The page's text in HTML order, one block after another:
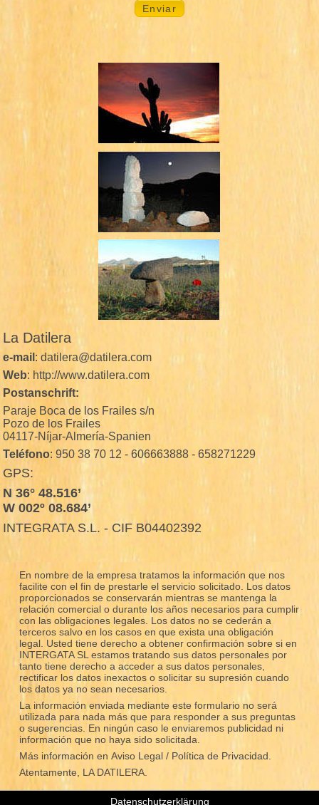
La Datilera
e-mail : datilera@datilera.com
Web: http://www.datilera.com
Postanschrift:
Paraje Boca de los Frailes s/n
Pozo de los Frailes
04117-Níjar-Almería-Spanien
Teléfono: 950 38 70 12 - 606663888 - 658271229
GPS:
N 36° 48.516’
W 002º 08.684’
INTEGRATA S.L. - CIF B04402392
En nombre de la empresa tratamos la información que nos
facilite con el fin de prestarle el servicio solicitado. Los datos
proporcionados se conservarán mientras se mantenga la
relación comercial o durante los años necesarios para cumplir
con las obligaciones legales. Los datos no se cederán a
terceros salvo en los casos en que exista una obligación
legal. Usted tiene derecho a obtener confirmación sobre si en
INTERGATA SL estamos tratando sus datos personales por
tanto tiene derecho a acceder a sus datos personales,
rectificar los datos inexactos o solicitar su supresión cuando
los datos ya no sean necesarios.
La información enviada mediante este formulario no será
utilizada para nada más que para responder a sus preguntas
o sugerencias. En ningún caso le enviaremos publicidad ni
información que no haya sido solicitada.
Más información en Aviso Legal / Política de Privacidad.
Atentamente, LA DATILERA.
Datenschutzerklärung